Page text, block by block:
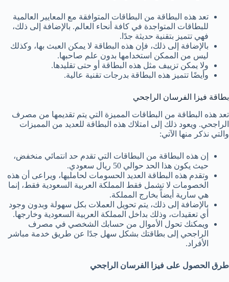
تعد هذه البطاقة من البطاقات المتوافقة مع المعايير العالمية
للبطاقات المتواجدة في كافة أنحاء العالم. بالإضافة إلى ذلك،
فهي تتميز بتقنية حديثة جدًا.
بالإضافة إلى ذلك، فإن هذه البطاقة لا يمكن العبث بها، وكذلك
ليس من الممكن استخدامها بدون علم صاحبها.
ولا يمكن تزييف مثل هذه البطاقة أو حتى تقليدها.
وأيضًا تتميز هذه البطاقة بدرجات تقنية عالية.
بطاقة فيزا الفرسان الراجحي
تعد هذه البطاقة من البطاقات المميزة التي يتم تقديمها من مصرف
الراجحي. ويعود ذلك إلى امتلاك هذه البطاقة للعديد من المميزات
والتي نذكر منها الآتي:
إن هذه البطاقة من البطاقات التي تقدم حد انتمائي منخفض،
حيث يكون هذا الحد حوالي 50 ريال سعودي.
وتقدم هذه البطاقة العديد الحسومات لحامليها، ويراعى أن هذه
الخصومات لا تشمل فقط المملكة العربية السعودية فقط، إنما
هي سارية أيضاً بخارج المملكة.
بالإضافة إلى ذلك، يتم تحويل العملات بكل سهولة وبدون وجود
أي تعقيدات، وذلك بداخل المملكة العربية السعودية وخارجها.
ويمكنك تحول الأموال من حسابك الشخصي في مصرف
الراجحي إلى بطاقتك بشكل سهل جدًا عن طريق خدمة مباشر
الأفراد.
طرق الحصول على فيزا الفرسان الراجحي